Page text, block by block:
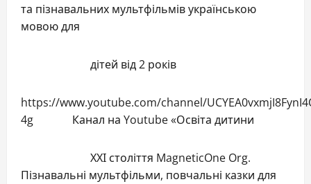
та пізнавальних мультфільмів українською
мовою для
дітей від 2 років
https://www.youtube.com/channel/
4g Канал на Youtube «Освіта дитини
ХХІ століття MagneticOne Org.
Пізнавальні мультфільми, повчальні казки для